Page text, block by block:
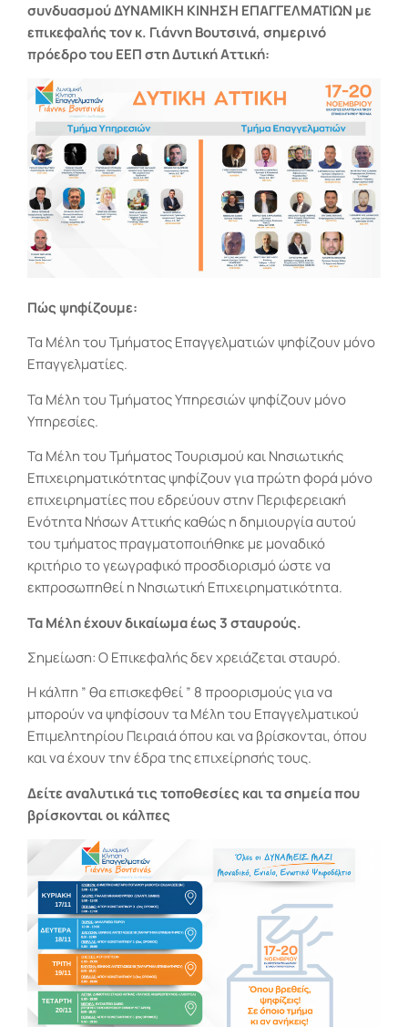
συνδυασμού ΔΥΝΑΜΙΚΗ ΚΙΝΗΣΗ ΕΠΑΓΓΕΛΜΑΤΙΩΝ με
επικεφαλής τον κ. Γιάννη Βουτσινά, σημερινό
πρόεδρο του ΕΕΠ στη Δυτική Αττική:
Πώς ψηφίζουμε:
Τα Μέλη του Τμήματος Επαγγελματιών ψηφίζουν μόνο
Επαγγελματίες.
Τα Μέλη του Τμήματος Υπηρεσιών ψηφίζουν μόνο
Υπηρεσίες.
Τα Μέλη του Τμήματος Τουρισμού και Νησιωτικής
Επιχειρηματικότητας ψηφίζουν για πρώτη φορά μόνο
επιχειρηματίες που εδρεύουν στην Περιφερειακή
Ενότητα Νήσων Αττικής καθώς η δημιουργία αυτού
του τμήματος πραγματοποιήθηκε με μοναδικό
κριτήριο το γεωγραφικό προσδιορισμό ώστε να
εκπροσωπηθεί η Νησιωτική Επιχειρηματικότητα.
Τα Μέλη έχουν δικαίωμα έως 3 σταυρούς.
Σημείωση: Ο Επικεφαλής δεν χρειάζεται σταυρό.
Η κάλπη ” θα επισκεφθεί ” 8 προορισμούς για να
μπορούν να ψηφίσουν τα Μέλη του Επαγγελματικού
Επιμελητηρίου Πειραιά όπου και να βρίσκονται, όπου
και να έχουν την έδρα της επιχείρησής τους.
Δείτε αναλυτικά τις τοποθεσίες και τα σημεία που
βρίσκονται οι κάλπες